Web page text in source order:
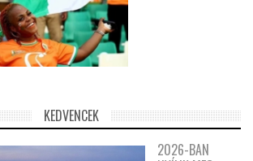
KEDVENCEK
2026-BAN